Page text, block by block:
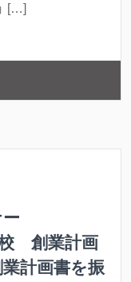
[…]
ー
校 創業計画
計画書を振